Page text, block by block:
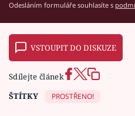
Odesláním formuláře souhlasíte s
VSTOUPIT DO DISKUZE
Sdílejte článek
ŠTÍTKY
PROSTŘENO!